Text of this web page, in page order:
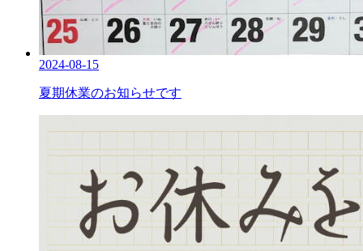
2024-08-15
夏期休業のお知らせです